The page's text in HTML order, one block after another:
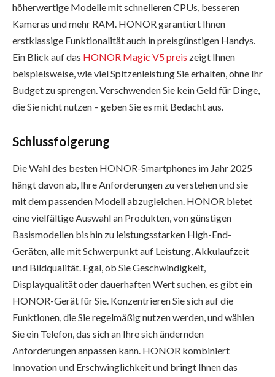
höherwertige Modelle mit schnelleren CPUs, besseren
Kameras und mehr RAM. HONOR garantiert Ihnen
erstklassige Funktionalität auch in preisgünstigen Handys.
Ein Blick auf das HONOR Magic V5 preis zeigt Ihnen
beispielsweise, wie viel Spitzenleistung Sie erhalten, ohne Ihr
Budget zu sprengen. Verschwenden Sie kein Geld für Dinge,
die Sie nicht nutzen – geben Sie es mit Bedacht aus.
Schlussfolgerung
Die Wahl des besten HONOR-Smartphones im Jahr 2025
hängt davon ab, Ihre Anforderungen zu verstehen und sie
mit dem passenden Modell abzugleichen. HONOR bietet
eine vielfältige Auswahl an Produkten, von günstigen
Basismodellen bis hin zu leistungsstarken High-End-
Geräten, alle mit Schwerpunkt auf Leistung, Akkulaufzeit
und Bildqualität. Egal, ob Sie Geschwindigkeit,
Displayqualität oder dauerhaften Wert suchen, es gibt ein
HONOR-Gerät für Sie. Konzentrieren Sie sich auf die
Funktionen, die Sie regelmäßig nutzen werden, und wählen
Sie ein Telefon, das sich an Ihre sich ändernden
Anforderungen anpassen kann. HONOR kombiniert
Innovation und Erschwinglichkeit und bringt Ihnen das